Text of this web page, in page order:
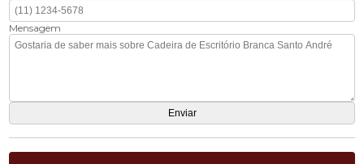
Mensagem